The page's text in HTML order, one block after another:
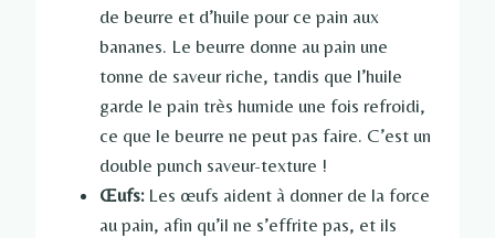
de beurre et d’huile pour ce pain aux
bananes. Le beurre donne au pain une
tonne de saveur riche, tandis que l’huile
garde le pain très humide une fois refroidi,
ce que le beurre ne peut pas faire. C’est un
double punch saveur-texture !
Œufs:Les œufs aident à donner de la force
au pain, afin qu’il ne s’effrite pas, et ils